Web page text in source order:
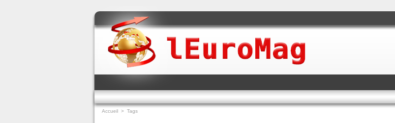
Accueil > Tags